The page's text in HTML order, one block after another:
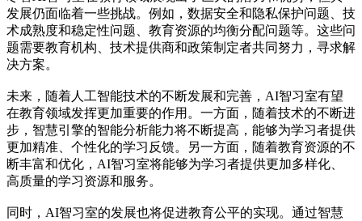
发展仍面临着一些挑战。例如，数据安全和隐私保护问题、技
术成熟度和稳定性问题、教育资源的均衡分配问题等。这些问
题需要教育机构、技术提供商和政策制定者共同努力，寻求解
决方案。
未来，随着人工智能技术的不断发展和完善，AI智习室有望
在教育领域发挥更加重要的作用。一方面，随着技术的不断进
步，智慧引擎的智能分析能力将不断提高，能够为学习者提供
更加精准、个性化的学习反馈。另一方面，随着教育资源的不
断丰富和优化，AI智习室将能够为学习者提供更加多样化、
高质量的学习资源和服务。
同时，AI智习室的发展也将促进教育公平的实现。通过智慧